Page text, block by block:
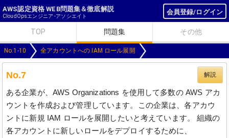
AWS認定資格 WEB問題集＆徹底解説 会員登録/ログイン
CloudOpsエンジニア -アソシエイト
TOP 問題集 その他
No.1-10 全アカウントへの IAM ロール展開
No.7 解説
ある企業が、AWS Organizations を使用して多数の AWS アカ
ウントを作成および管理しています。この企業は、各アカウ
ントに新規 IAM ロールを展開したいと考えています。 組織の
各アカウントに新しいロールをデプロイするために、